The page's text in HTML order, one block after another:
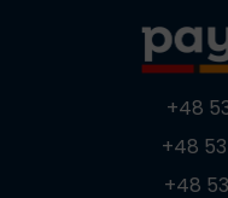
+48
+48
+48